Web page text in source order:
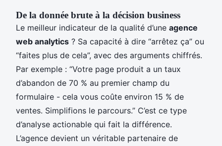
De la donnée brute à la décision business
Le meilleur indicateur de la qualité d’une agence
web analytics ? Sa capacité à dire “arrêtez ça” ou
“faites plus de cela”, avec des arguments chiffrés.
Par exemple : “Votre page produit a un taux
d’abandon de 70 % au premier champ du
formulaire - cela vous coûte environ 15 % de
ventes. Simplifions le parcours.” C’est ce type
d’analyse actionable qui fait la différence.
L’agence devient un véritable partenaire de